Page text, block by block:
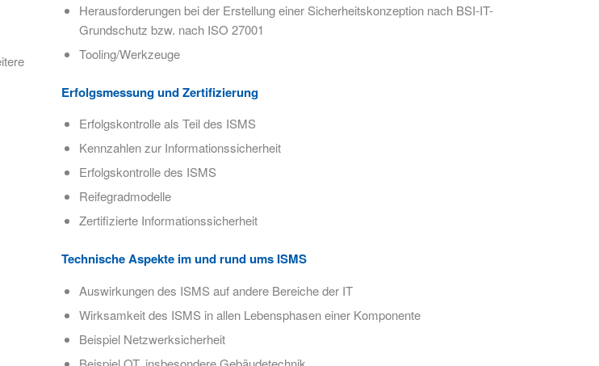
Herausforderungen bei der Erstellung einer Sicherheitskonzeption nach BSI-IT-
Grundschutz bzw. nach ISO 27001
Tooling/Werkzeuge
Erfolgsmessung und Zertifizierung
Erfolgskontrolle als Teil des ISMS
Kennzahlen zur Informationssicherheit
Erfolgskontrolle des ISMS
Reifegradmodelle
Zertifizierte Informationssicherheit
Technische Aspekte im und rund ums ISMS
Auswirkungen des ISMS auf andere Bereiche der IT
Wirksamkeit des ISMS in allen Lebensphasen einer Komponente
Beispiel Netzwerksicherheit